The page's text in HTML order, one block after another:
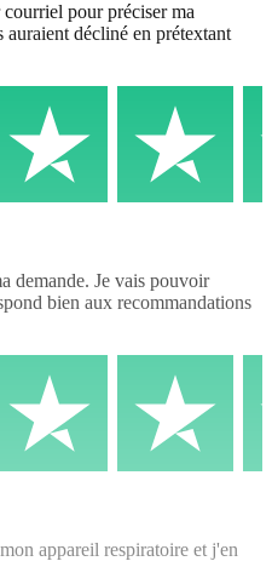
pour préciser ma
auraient décliné en prétextant
demande. Je vais pouvoir
bien aux recommandations
appareil respiratoire et j'en